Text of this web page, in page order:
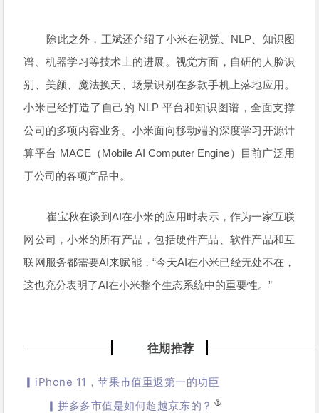
除此之外，王斌还介绍了小米在视觉、NLP、知识图
谱、机器学习等技术上的进展。视觉方面，自研的人脸识
别、美颜、魔法换天、场景识别在多款手机上落地应用。
小米已经打造了自己的 NLP 平台和知识图谱，全面支撑
公司的多项内容业务。小米面向移动端的深度学习开源计
算平台 MACE（Mobile AI Computer Engine）目前广泛用
于公司的各项产品中。
崔宝秋在谈到AI在小米的应用时表示，作为一家互联
网公司，小米的所有产品，包括硬件产品、软件产品和互
联网服务都需要AI来赋能，“今天AI在小米已经无处不在，
这也充分表明了AI在小米整个生态系统中的重要性。”
往期推荐
▎iPhone 11，苹果市值重返第一的功臣
▎拼多多市值是如何超越京东的？